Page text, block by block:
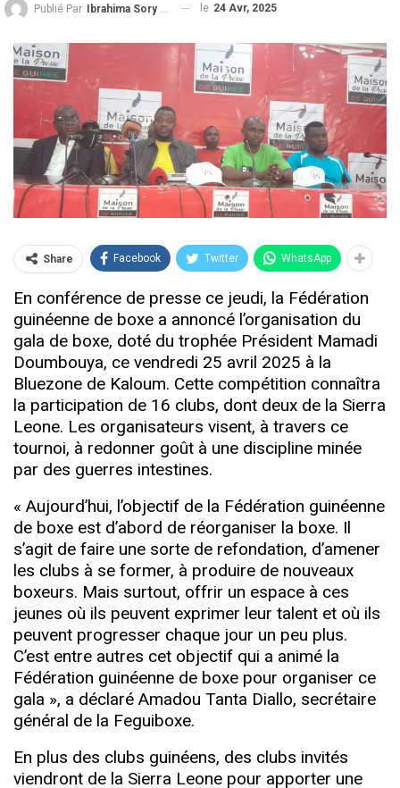
Publié Par Ibrahima Sory Diallo le 24 Avr, 2025
Share Facebook Twitter WhatsApp
En conférence de presse ce jeudi, la Fédération
guinéenne de boxe a annoncé l’organisation du
gala de boxe, doté du trophée Président Mamadi
Doumbouya, ce vendredi 25 avril 2025 à la
Bluezone de Kaloum. Cette compétition connaîtra
la participation de 16 clubs, dont deux de la Sierra
Leone. Les organisateurs visent, à travers ce
tournoi, à redonner goût à une discipline minée
par des guerres intestines.
« Aujourd’hui, l’objectif de la Fédération guinéenne
de boxe est d’abord de réorganiser la boxe. Il
s’agit de faire une sorte de refondation, d’amener
les clubs à se former, à produire de nouveaux
boxeurs. Mais surtout, offrir un espace à ces
jeunes où ils peuvent exprimer leur talent et où ils
peuvent progresser chaque jour un peu plus.
C’est entre autres cet objectif qui a animé la
Fédération guinéenne de boxe pour organiser ce
gala », a déclaré Amadou Tanta Diallo, secrétaire
général de la Feguiboxe.
En plus des clubs guinéens, des clubs invités
viendront de la Sierra Leone pour apporter une